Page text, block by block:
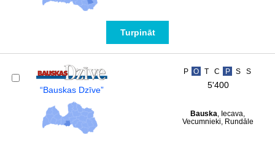
Turpināt
“Bauskas Dzīve”
P O T C P S S
5'400
Bauska, Iecava,
Vecumnieki, Rundāle